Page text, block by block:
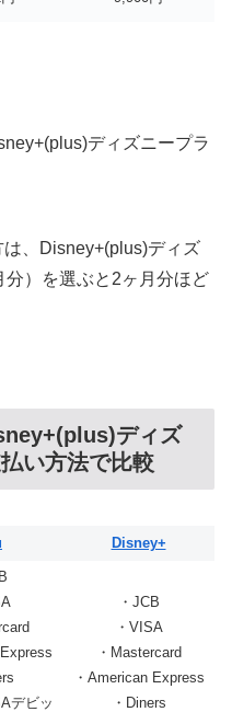
ディズニープラ
、Disney+(plus)ディズ
）を選ぶと2ヶ月分ほど
ディズ
い方法で比較
Disney+
デビッ
・JCB
・VISA
・Mastercard
・American Express
・Diners